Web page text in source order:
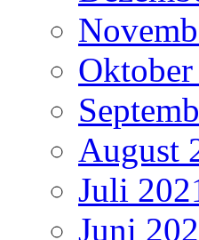
August
Juli
Juni